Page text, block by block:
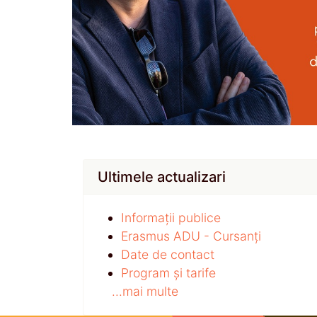
Ultimele actualizari
Informații publice
Erasmus ADU - Cursanți
Date de contact
Program și tarife
...mai multe